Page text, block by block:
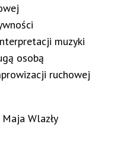
muzyki
osobą
ruchowej
Wlazły